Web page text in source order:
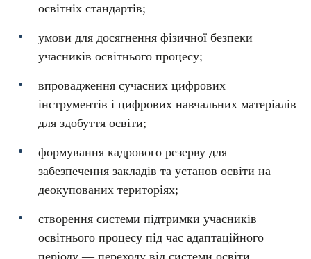
освітніх стандартів;
умови для досягнення фізичної безпеки
учасників освітнього процесу;
впровадження сучасних цифрових
інструментів і цифрових навчальних матеріалів
для здобуття освіти;
формування кадрового резерву для
забезпечення закладів та установ освіти на
деокупованих територіях;
створення системи підтримки учасників
освітнього процесу під час адаптаційного
періоду — переходу від системи освіти